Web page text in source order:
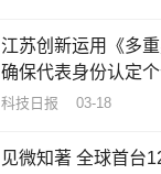
江苏创新运用《多重
确保代表身份认定
科技日报 03-18
见微知著 全球首台